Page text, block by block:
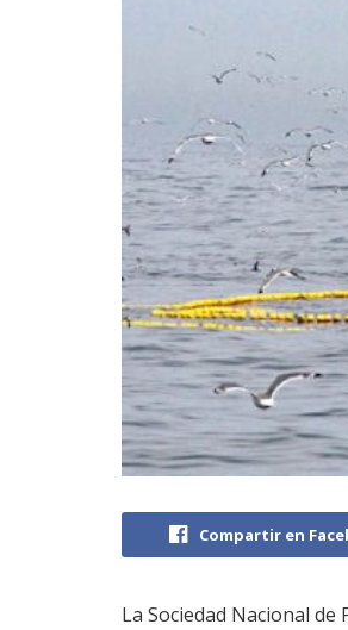
Compartir en
La Sociedad Nacional